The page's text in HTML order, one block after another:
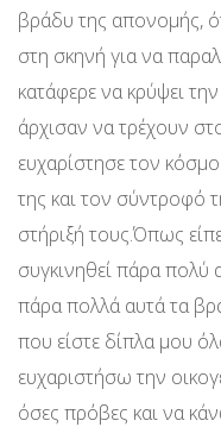
βράδυ της απονομής,
στη σκηνή για να
κατάφερε να κρύψει
άρχισαν να τρέχουν
ευχαρίστησε τον
της και τον σύντροφό
στήριξή τους.Όπως
συγκινηθεί πάρα πολύ
πάρα πολλά αυτά τα
που είστε δίπλα μου
ευχαριστήσω την
όσες πρόβες και να